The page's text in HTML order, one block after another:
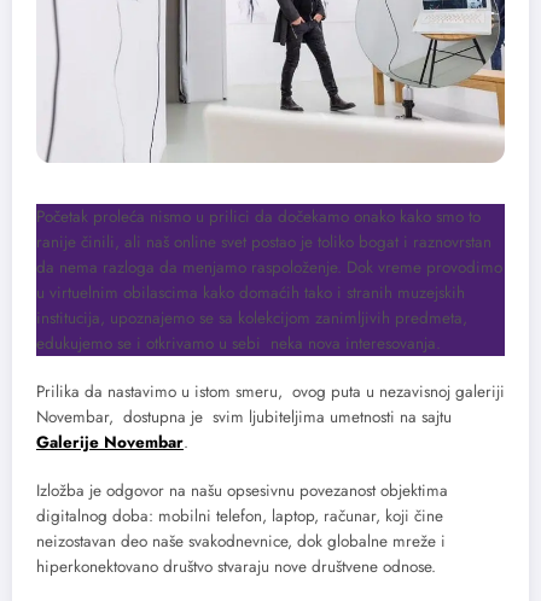
Početak proleća nismo u prilici da dočekamo onako kako smo to
ranije činili, ali naš online svet postao je toliko bogat i raznovrstan
da nema razloga da menjamo raspoloženje. Dok vreme provodimo
u virtuelnim obilascima kako domaćih tako i stranih muzejskih
institucija, upoznajemo se sa kolekcijom zanimljivih predmeta,
edukujemo se i otkrivamo u sebi neka nova interesovanja.
Prilika da nastavimo u istom smeru, ovog puta u nezavisnoj galeriji
Novembar, dostupna je svim ljubiteljima umetnosti na sajtu
Galerije Novembar.
Izložba je odgovor na našu opsesivnu povezanost objektima
digitalnog doba: mobilni telefon, laptop, računar, koji čine
neizostavan deo naše svakodnevnice, dok globalne mreže i
hiperkonektovano društvo stvaraju nove društvene odnose.